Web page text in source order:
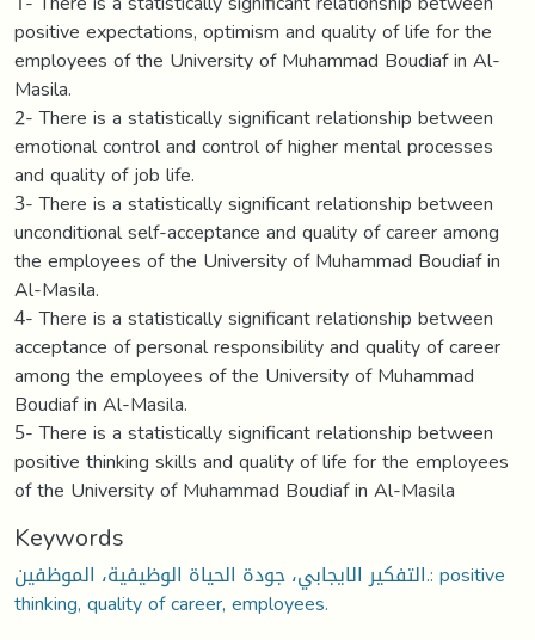
positive expectations, optimism and quality of life for the
employees of the University of Muhammad Boudiaf in Al-
Masila.
2- There is a statistically significant relationship between
emotional control and control of higher mental processes
and quality of job life.
3- There is a statistically significant relationship between
unconditional self-acceptance and quality of career among
the employees of the University of Muhammad Boudiaf in
Al-Masila.
4- There is a statistically significant relationship between
acceptance of personal responsibility and quality of career
among the employees of the University of Muhammad
Boudiaf in Al-Masila.
5- There is a statistically significant relationship between
positive thinking skills and quality of life for the employees
of the University of Muhammad Boudiaf in Al-Masila
Keywords
التفكير الايجابي، جودة الحياة الوظيفية، الموظفين.: positive
thinking, quality of career, employees.